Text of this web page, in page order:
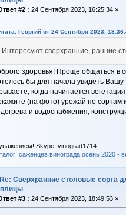
#2 : 24 Сентября 2023, 16:25:34 »
Георгий от 24 Сентября 2023,
Интересуют сверхранние, ранние
здоровья! Проще общаться в
бы для начала увидеть
когда начинается
(на фото) урожай по сортам
и водоснабжения,
Skype vinograd1714
саженцев винограда осень 2020 -
Re: Сверхранние столовые сорта
#3 : 24 Сентября 2023, 18:49:53 »